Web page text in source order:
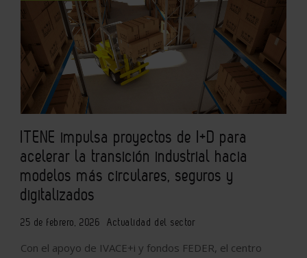
ITENE impulsa proyectos de I+D para
acelerar la transición industrial hacia
modelos más circulares, seguros y
digitalizados
25 de febrero, 2026 Actualidad del sector
Con el apoyo de IVACE+i y fondos FEDER, el centro